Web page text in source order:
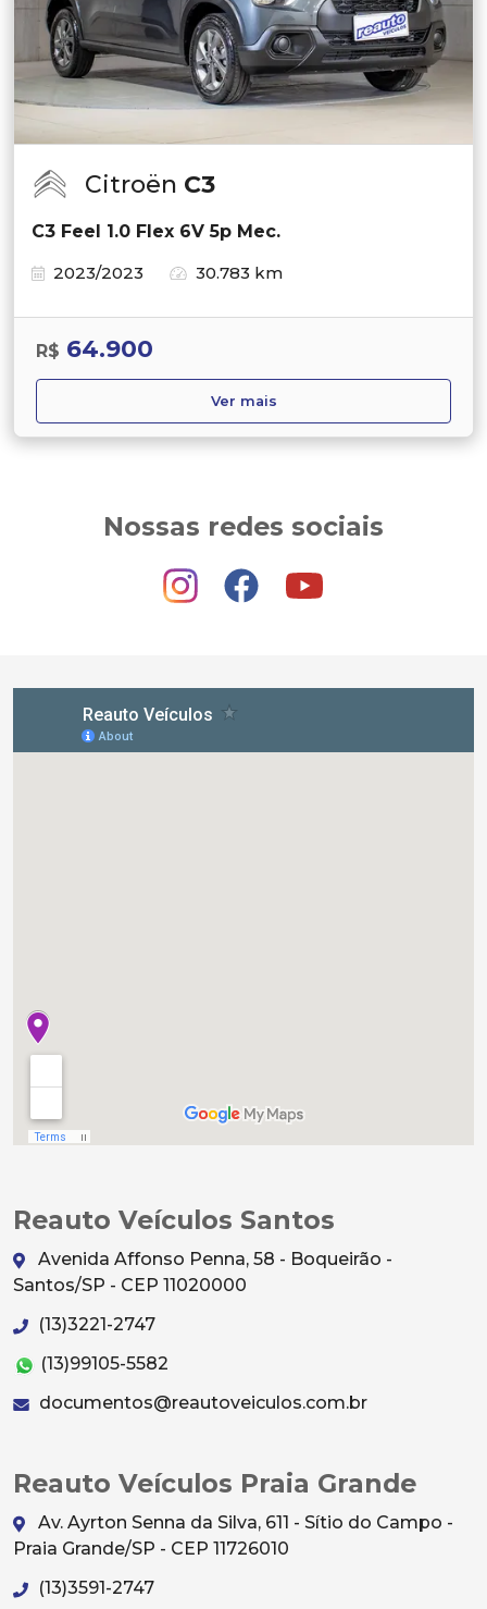
Citroën C3
C3 Feel 1.0 Flex 6V 5p Mec.
2023/2023
30.783 km
R$ 64.900
Ver mais
Nossas redes sociais
Reauto Veículos Santos
Avenida Affonso Penna, 58 - Boqueirão -
Santos/SP - CEP 11020000
(13)3221-2747
(13)99105-5582
documentos@reautoveiculos.com.br
Reauto Veículos Praia Grande
Av. Ayrton Senna da Silva, 611 - Sítio do Campo -
Praia Grande/SP - CEP 11726010
(13)3591-2747